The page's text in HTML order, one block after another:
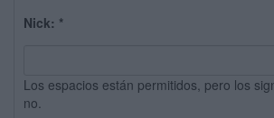
Nick: *
Los espacios están permitidos, pero los
no.